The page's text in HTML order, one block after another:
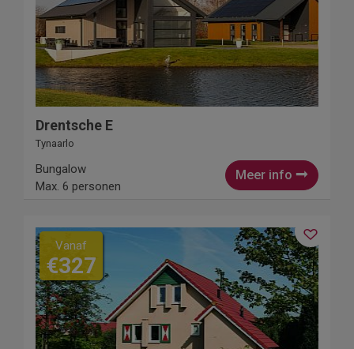
Drentsche E
Tynaarlo
Meer info
Bungalow
Max. 6 personen
Vanaf
€327